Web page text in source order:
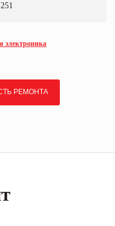
электроника
РЕМОНТА